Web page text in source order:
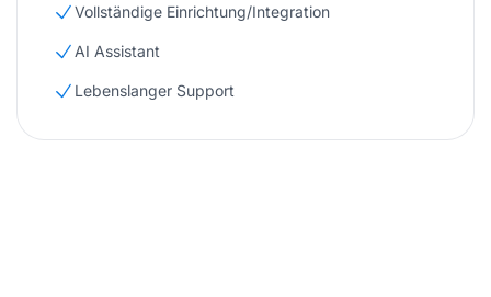
Vollständige Einrichtung/Integration
AI Assistant
Lebenslanger Support